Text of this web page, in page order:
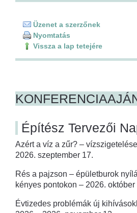
Üzenet a szerzőnek
Nyomtatás
Vissza a lap tetejére
Építész Tervezői
Azért a víz a zűr? –
2026. szeptember 17.
Rés a pajzson – épületburok
kényes pontokon – 2026. október
Évtizedes problémák új